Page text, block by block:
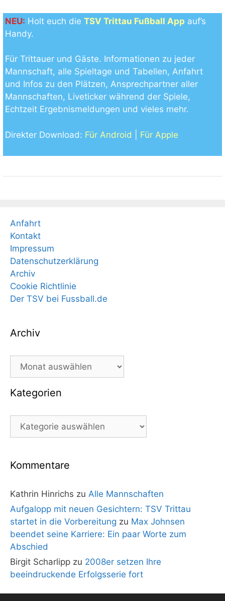
NEU: Holt euch die TSV Trittau Fußball App auf’s
Handy.
Für Trittauer und Gäste. Informationen zu jeder
Mannschaft, alle Spieltage und Tabellen, Anfahrt
und Infos zu den Plätzen, Ansprechpartner aller
Mannschaften, Liveticker während der Spiele,
Echtzeit Ergebnismeldungen und vieles mehr.
Direkter Download: Für Android Für Apple
Anfahrt
Kontakt
Impressum
Datenschutzerklärung
Archiv
Cookie Richtlinie
Der TSV bei Fussball.de
Archiv
Archiv
Kategorien
Kategorien
Kommentare
Kathrin Hinrichs zu Alle Mannschaften
Aufgalopp mit neuen Gesichtern: TSV Trittau
startet in die Vorbereitung zu Max Johnsen
beendet seine Karriere: Ein paar Worte zum
Abschied
Birgit Scharlipp zu 2008er setzen Ihre
beeindruckende Erfolgsserie fort